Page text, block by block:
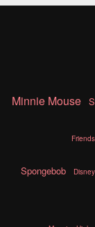
Minnie Mouse
Friends
Spongebob